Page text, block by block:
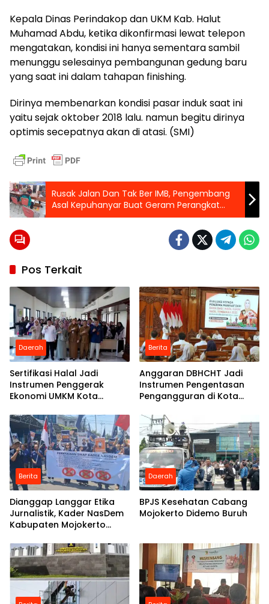
Kepala Dinas Perindakop dan UKM Kab. Halut
Muhamad Abdu, ketika dikonfirmasi lewat telepon
mengatakan, kondisi ini hanya sementara sambil
menunggu selesainya pembangunan gedung baru
yang saat ini dalam tahapan finishing.
Dirinya membenarkan kondisi pasar induk saat ini
yaitu sejak oktober 2018 lalu. namun begitu dirinya
optimis secepatnya akan di atasi. (SMI)
Rusak Jalan Dan Tak Ber IMB, Pengembang
Asal Kepuhanyar Buat Geram Perangkat
Desa
Pos Terkait
Daerah
Sertifikasi Halal Jadi
Instrumen Penggerak
Ekonomi UMKM Kota
Berita
Anggaran DBHCHT Jadi
Instrumen Pengentasan
Pengangguran di Kota
Berita
Dianggap Langgar Etika
Jurnalistik, Kader NasDem
Kabupaten Mojokerto
Minta Maaf
Daerah
BPJS Kesehatan Cabang
Mojokerto Didemo Buruh